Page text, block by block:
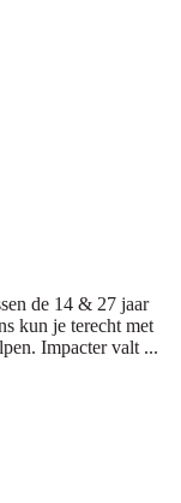
de 14 & 27 jaar
kun je terecht met
Impacter valt ...